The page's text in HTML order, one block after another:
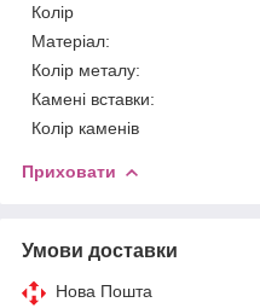
Колір
Матеріал:
Колір металу:
Камені вставки:
Колір каменів
Приховати
Умови доставки
Нова Пошта